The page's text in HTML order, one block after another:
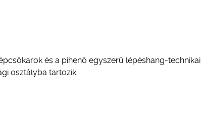
és a pihenő egyszerű lépéshang-technikai
osztályba tartozik.